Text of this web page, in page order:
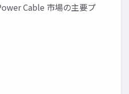
Cable 市場の主要プ